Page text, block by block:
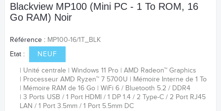
Blackview MP100 (Mini PC - 1 To ROM, 16
Go RAM) Noir
Référence : MP100-16/1T_BLK
Etat :
NEUF
Unité centrale Windows 11 Pro AMD Radeon™ Graphics
Processeur AMD Ryzen™ 7 5700U
Mémoire Interne de 1 To
Mémoire RAM de 16 Go
WiFi 6 / Bluetooth 5.2 / DDR4
3 Ports USB / 1 Port HDMI / 1 DP 1.4 / 2 Type-C / 2 Port RJ45
LAN / 1 Port 3.5mm / 1 Port 5.5mm DC